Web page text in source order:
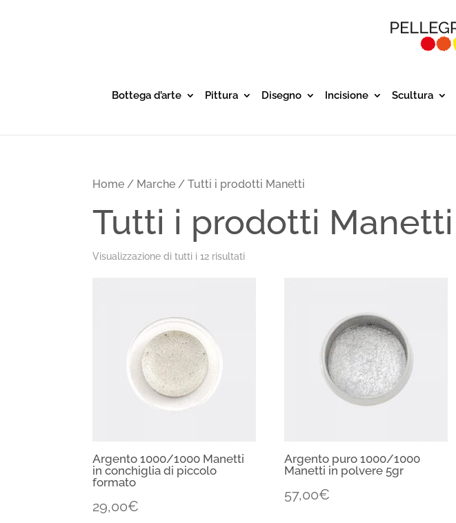
Bottega d’arte Pittura Disegno Incisione Scultura
Home / Marche / Tutti i prodotti Manetti
Tutti i prodotti Manetti
Visualizzazione di tutti i 12 risultati
Argento 1000/1000 Manetti
in conchiglia di piccolo
formato
29,00€
Argento puro 1000/1000
Manetti in polvere 5gr
57,00€